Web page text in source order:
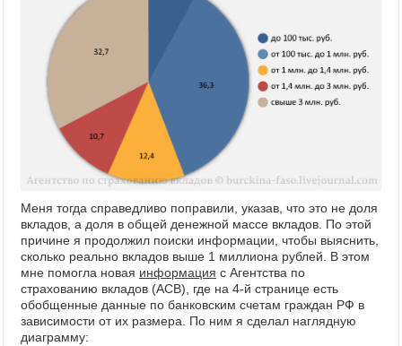
Меня тогда справедливо поправили, указав, что это не доля
вкладов, а доля в общей денежной массе вкладов. По этой
причине я продолжил поиски информации, чтобы выяснить,
сколько реально вкладов выше 1 миллиона рублей. В этом
мне помогла новая информация с Агентства по
страхованию вкладов (АСВ), где на 4-й странице есть
обобщенные данные по банковским счетам граждан РФ в
зависимости от их размера. По ним я сделал наглядную
диаграмму: